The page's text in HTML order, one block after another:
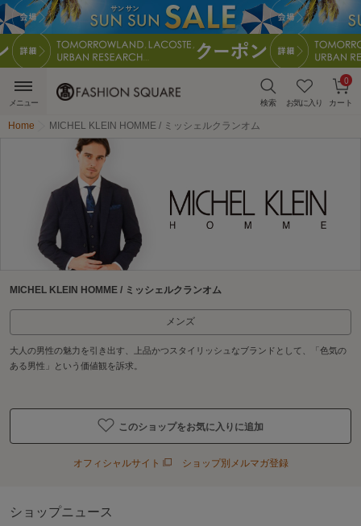
検索 お気に入り カート
0
メニュー
Home MICHEL KLEIN HOMME / ミッシェルクランオム
MICHEL KLEIN HOMME / ミッシェルクランオム
メンズ
大人の男性の魅力を引き出す、上品かつスタイリッシュなブランドとして、「色気の
ある男性」という価値観を訴求。
このショップをお気に入りに追加
オフィシャルサイト ショップ別メルマガ登録
ショップニュース